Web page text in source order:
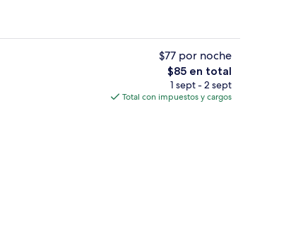
Área de sala de estar
$77 por noche
El
precio
total
$85 en total
1 sept - 2 sept
Total con impuestos y cargos